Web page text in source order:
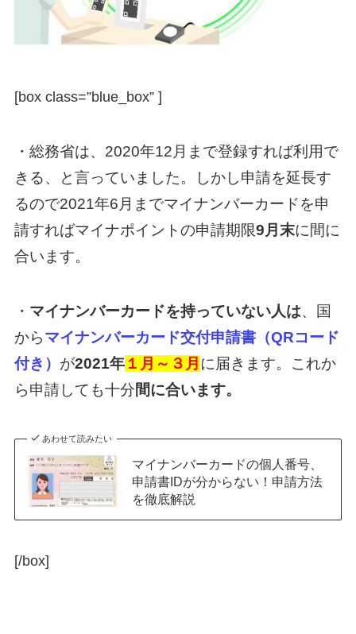
[box class=”blue_box” ]
・総務省は、2020年12月まで登録すれば利用で
きる、と言っていました。しかし申請を延長す
るので2021年6月までマイナンバーカードを申
請すればマイナポイントの申請期限9月末に間に
合います。
・ マイナンバーカードを持っていない人は、国
からマイナンバーカード交付申請書（QRコード
付き） が2021年１月～３月 に届きます。これか
ら申請しても十分間に合います。
あわせて読みたい
マイナンバーカードの個人番号、
申請書IDが分からない！申請方法
を徹底解説
[/box]